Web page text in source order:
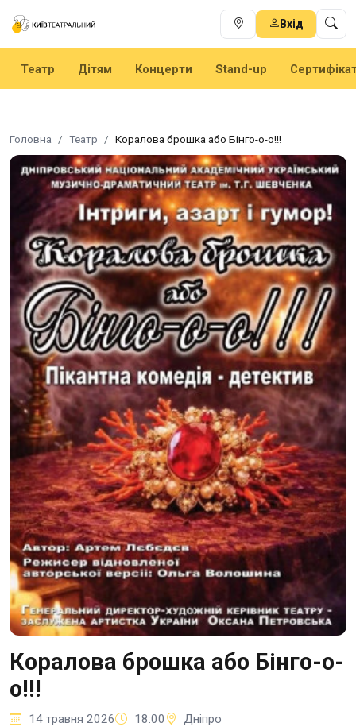
Вхід
Театр Дітям Концерти Stand-up
Головна Театр Коралова брошка або Бінго-о-о!!!
Коралова брошка або Бінго-о-
о!!!
14 травня 2026 18:00
Дніпро